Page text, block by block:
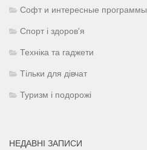
Софт и интересные программы
Спорт і здоров'я
Техніка та гаджети
Тільки для дівчат
Туризм і подорожі
НЕДАВНІ ЗАПИСИ